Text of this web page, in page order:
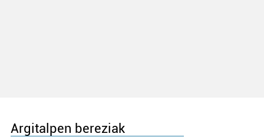
Argitalpen bereziak